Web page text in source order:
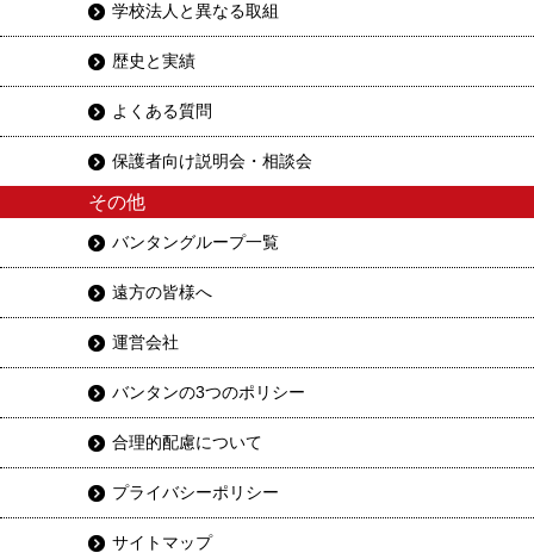
学校法人と異なる取組
歴史と実績
よくある質問
保護者向け説明会・相談会
その他
バンタングループ一覧
遠方の皆様へ
運営会社
バンタンの3つのポリシー
合理的配慮について
プライバシーポリシー
サイトマップ